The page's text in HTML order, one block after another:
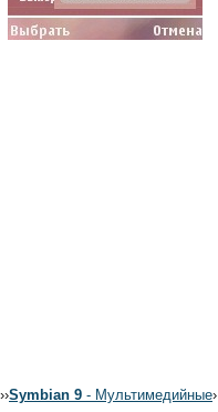
››Symbian 9 - Мультимедийные›